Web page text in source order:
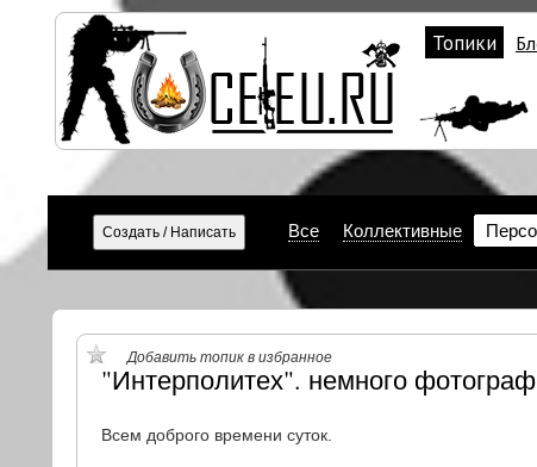
Топики
Все Коллективные
Добавить топик в избранное
"Интерполитех". немного
Всем доброго времени суток.